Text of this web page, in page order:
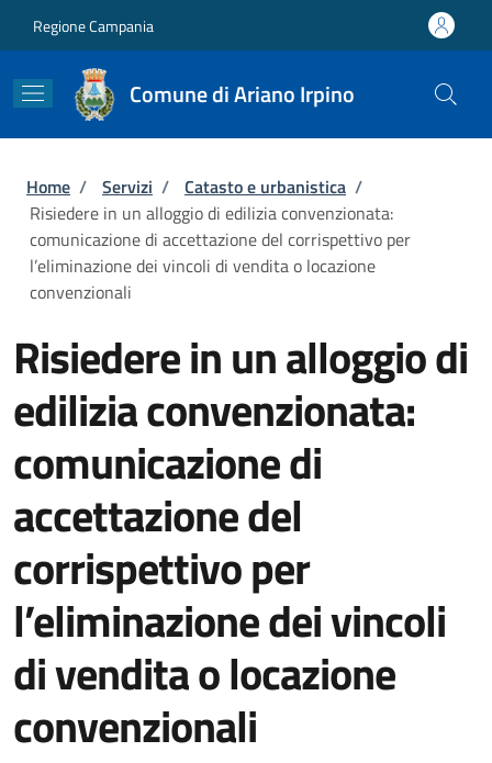
Regione Campania
Comune di Ariano Irpino
Briciole di pane
Home / Servizi / Catasto e urbanistica /
Risiedere in un alloggio di edilizia convenzionata:
comunicazione di accettazione del corrispettivo per
l’eliminazione dei vincoli di vendita o locazione
convenzionali
Risiedere in un alloggio di
edilizia convenzionata:
comunicazione di
accettazione del
corrispettivo per
l’eliminazione dei vincoli
di vendita o locazione
convenzionali